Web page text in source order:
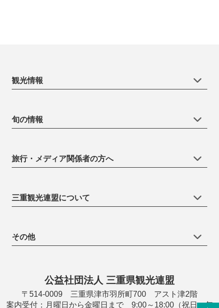
観光情報
旬の情報
旅行・メディア関係者の方へ
三重観光連盟について
その他
公益社団法人 三重県観光連盟
〒514-0009 三重県津市羽所町700 アスト津2階
案内受付：月曜日から金曜日まで 9:00～18:00（祝日・年